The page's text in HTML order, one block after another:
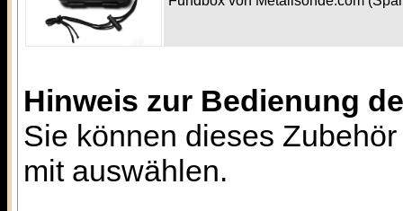
Hinweis zur Bedienung
Sie können dieses
mit auswählen.